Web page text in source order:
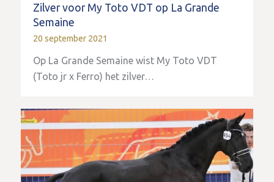
Zilver voor My Toto VDT op La Grande
Semaine
20 september 2021
Op La Grande Semaine wist My Toto VDT
(Toto jr x Ferro) het zilver…